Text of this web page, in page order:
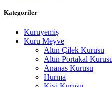
Kategoriler
Kuruyemiş
Kuru Meyve
Altın Çilek Kurusu
Altın Portakal Kurusu
Ananas Kurusu
Hurma